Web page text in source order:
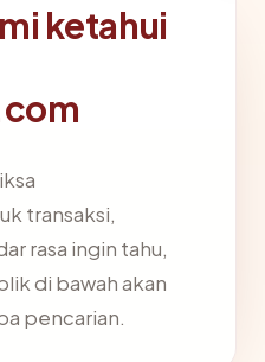
ketahui
transaksi,
rasa ingin tahu,
di bawah akan
pencarian.